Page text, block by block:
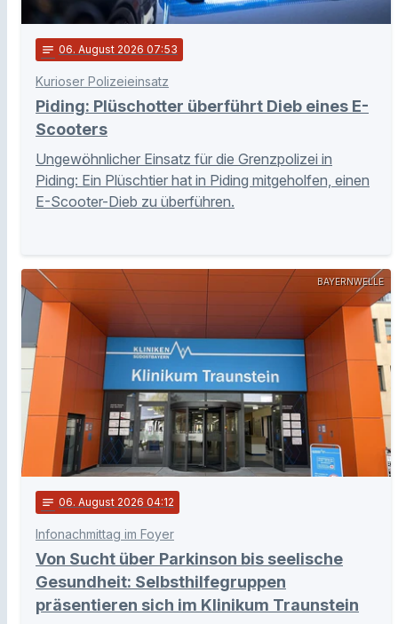
notes 06. August 2026 07:53
Kurioser Polizeieinsatz
Piding: Plüschotter überführt Dieb eines E-
Scooters
Ungewöhnlicher Einsatz für die Grenzpolizei in
Piding: Ein Plüschtier hat in Piding mitgeholfen, einen
E-Scooter-Dieb zu überführen.
BAYERNWELLE
notes 06. August 2026 04:12
Infonachmittag im Foyer
Von Sucht über Parkinson bis seelische
Gesundheit: Selbsthilfegruppen
präsentieren sich im Klinikum Traunstein